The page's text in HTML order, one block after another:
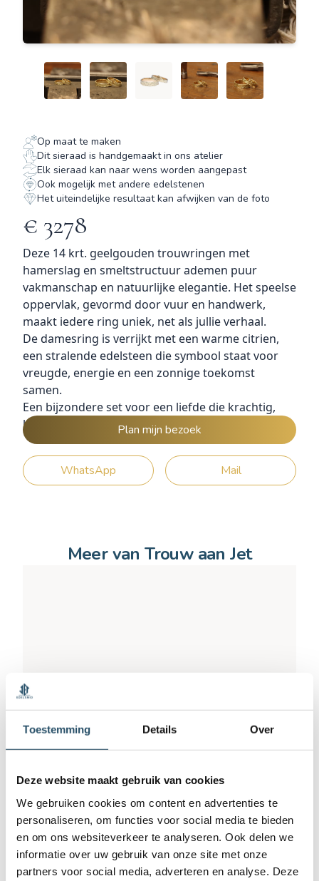
Toestemming Details Over
Deze website maakt gebruik van cookies
We gebruiken cookies om content en advertenties te
personaliseren, om functies voor social media te bieden
en om ons websiteverkeer te analyseren. Ook delen we
informatie over uw gebruik van onze site met onze
partners voor social media, adverteren en analyse. Deze
Op maat te maken
Dit sieraad is handgemaakt in ons atelier
Elk sieraad kan naar wens worden aangepast
Ook mogelijk met andere edelstenen
Het uiteindelijke resultaat kan afwijken van de foto
€ 3278
Deze 14 krt. geelgouden trouwringen met
hamerslag en smeltstructuur ademen puur
vakmanschap en natuurlijke elegantie. Het speelse
oppervlak, gevormd door vuur en handwerk,
maakt iedere ring uniek, net als jullie verhaal.
De damesring is verrijkt met een warme citrien,
een stralende edelsteen die symbool staat voor
vreugde, energie en een zonnige toekomst
samen.
Een bijzondere set voor een liefde die krachtig,
levendig en vol warmte schittert.
Plan mijn bezoek
WhatsApp Mail
Meer van Trouw aan Jet
Trouwringen Bladmotief